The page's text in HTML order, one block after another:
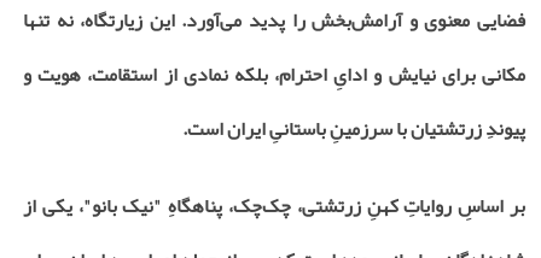
فضایی معنوی و آرامش‌بخش را پدید می‌آورد. این زیارتگاه، نه تنها
مکانی برای نیایش و ادایِ احترام، بلکه نمادی از استقامت، هویت و
پیوندِ زرتشتیان با سرزمینِ باستانیِ ایران است.
بر اساسِ روایاتِ کهنِ زرتشتی، چک‌چک، پناهگاهِ "نیک بانو"، یکی از